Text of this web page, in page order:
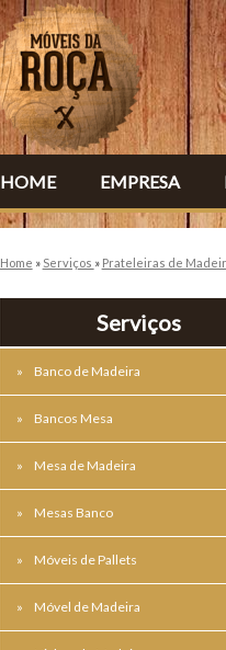
HOME EMPRESA
Home » Serviços » Prateleiras de
Serviços
Banco de Madeira
Bancos Mesa
Mesa de Madeira
Mesas Banco
Móveis de Pallets
Móvel de Madeira